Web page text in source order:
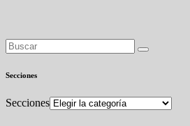
Secciones
Secciones